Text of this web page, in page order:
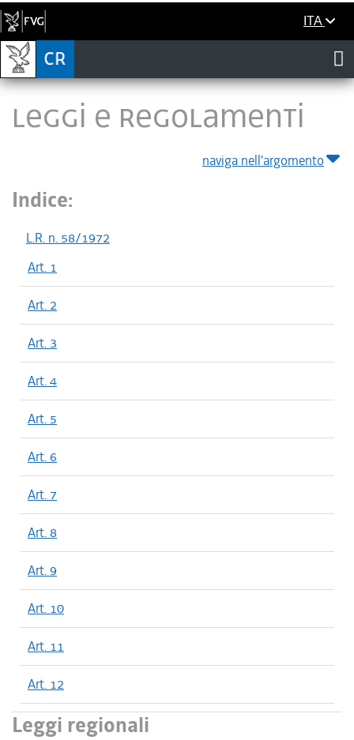
ITA
LEGGI E REGOLAMENTI
naviga nell'argomento
Indice:
L.R. n. 58/1972
Art. 1
Art. 2
Art. 3
Art. 4
Art. 5
Art. 6
Art. 7
Art. 8
Art. 9
Art. 10
Art. 11
Art. 12
Leggi regionali